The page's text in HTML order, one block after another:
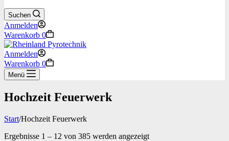
Suchen
Anmelden
Warenkorb 0
Anmelden
Warenkorb 0
Menü
Hochzeit Feuerwerk
Start/Hochzeit Feuerwerk
Ergebnisse 1 – 12 von 385 werden angezeigt